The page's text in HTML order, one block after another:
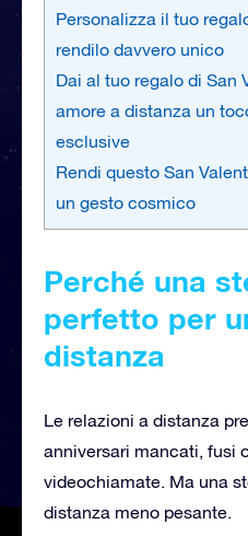
Personalizza il tuo
rendilo davvero unico
Dai al tuo regalo di San
amore a distanza un
esclusive
Rendi questo San
un gesto cosmico
Perché una
perfetto per
distanza
Le relazioni a distanza
anniversari mancati, fusi
videochiamate. Ma una
distanza meno pesante.